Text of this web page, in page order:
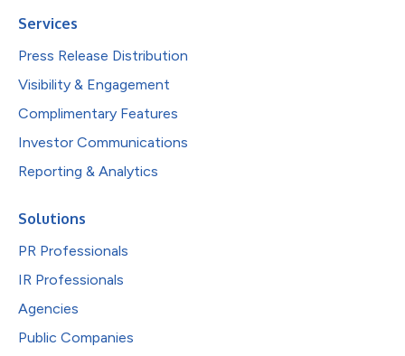
Services
Press Release Distribution
Visibility & Engagement
Complimentary Features
Investor Communications
Reporting & Analytics
Solutions
PR Professionals
IR Professionals
Agencies
Public Companies